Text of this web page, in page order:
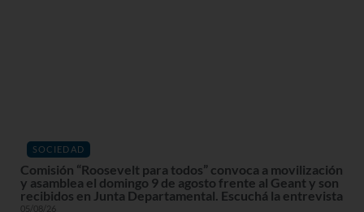
SOCIEDAD
Comisión “Roosevelt para todos” convoca a movilización
y asamblea el domingo 9 de agosto frente al Geant y son
recibidos en Junta Departamental. Escuchá la entrevista
05/08/26